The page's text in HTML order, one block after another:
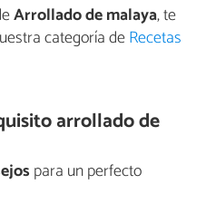
Arrollado de malaya, te
categoría deRecetas
arrollado de
para un perfecto